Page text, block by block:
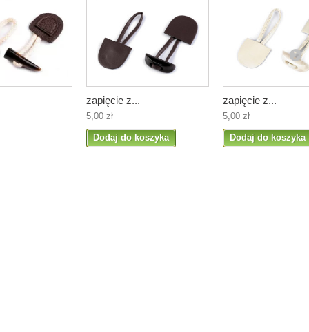
zapięcie z...
5,00 zł
Dodaj do koszyka
zapięcie z...
5,00 zł
Dodaj do koszyka